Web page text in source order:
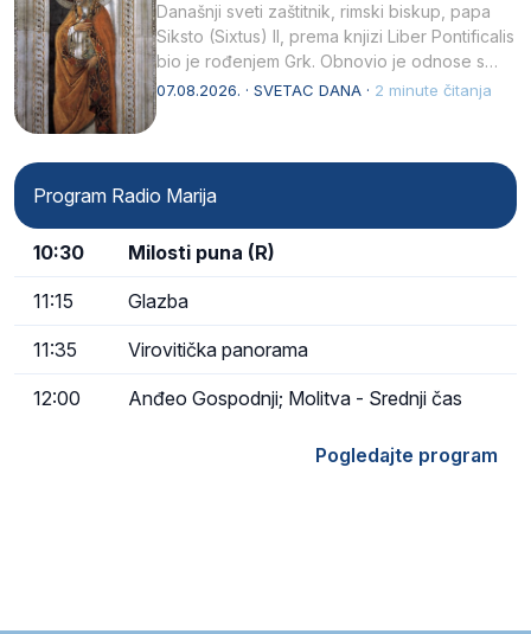
Današnji sveti zaštitnik, rimski biskup, papa
Siksto (Sixtus) II, prema knjizi Liber Pontificalis
bio je rođenjem Grk. Obnovio je odnose s
afričkim…
07.08.2026. · SVETAC DANA · 2 minute čitanja
Program Radio Marija
10:30 Milosti puna (R)
11:15 Glazba
11:35 Virovitička panorama
12:00 Anđeo Gospodnji; Molitva - Srednji čas
Pogledajte program